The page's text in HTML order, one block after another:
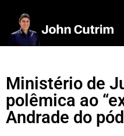
Ministério de
polêmica ao
Andrade do